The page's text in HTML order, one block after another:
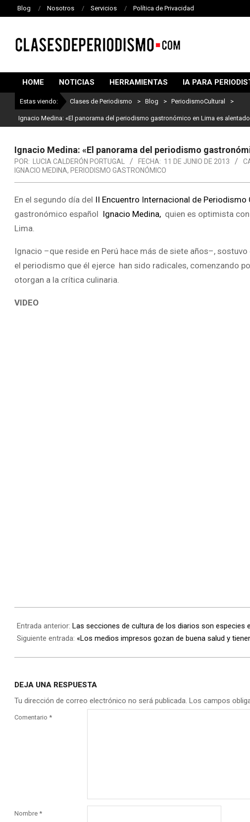
Blog Nosotros Servicios Política de Privacidad
DE
PERIODISMO
HOME NOTICIAS HERRAMIENTAS IA PARA
Estas viendo: Clases de Periodismo > Blog > PeriodismoCultural >
Ignacio Medina: «El panorama del periodismo gastronómico en Lima es
Ignacio Medina: «El panorama del periodismo
POR: LUCIA CALDERÓN PORTUGAL FECHA: 11 DE JUNIO DE 2013
IGNACIO MEDINA, PERIODISMO GASTRONÓMICO
En el segundo día del II Encuentro Internacional de Periodismo
gastronómico español Ignacio Medina, quien es optimista
Lima.
Ignacio –que reside en Perú hace más de siete años–,
el periodismo que él ejerce han sido radicales, comenzando
otorgan a la crítica culinaria.
VIDEO
Entrada anterior: Las secciones de cultura de los diarios son especies
Siguiente entrada: «Los medios impresos gozan de buena salud y
DEJA UNA RESPUESTA
Tu dirección de correo electrónico no será publicada. Los campos
Comentario *
Nombre *